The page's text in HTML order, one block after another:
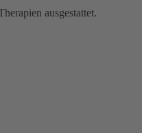
ausgestattet.